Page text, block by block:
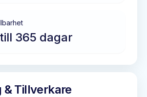
365 dagar
& Tillverkare